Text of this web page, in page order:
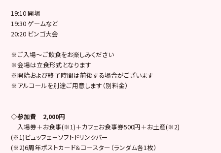
19:10 開場
19:30 ゲームなど
20:20 ビンゴ大会
※ご入場～ご飲食をお楽しみください
※会場は立食形式となります
※開始および終了時間は前後する場合がございます
※アルコールを別途ご用意します（別料金）
◇参加費 2,000円
入場券＋お食事(※1)＋カフェお食事券500円＋お土産(※2)
(※1)ビュッフェ＋ソフトドリンクバー
(※2)6周年ポストカード＆コースター（ランダム各1枚）